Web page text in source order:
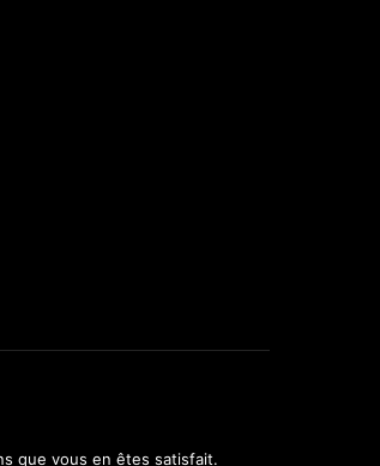
que vous en êtes satisfait.